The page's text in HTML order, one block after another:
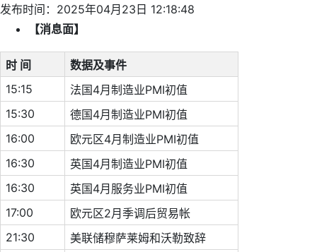
发布时间：2025年04月23日 12:18:48
【消息面】
时 间
数据及事件
15:15
法国4月制造业PMI初值
15:30
德国4月制造业PMI初值
16:00
欧元区4月制造业PMI初值
16:30
英国4月制造业PMI初值
16:30
英国4月服务业PMI初值
17:00
欧元区2月季调后贸易帐
21:30
美联储穆萨莱姆和沃勒致辞